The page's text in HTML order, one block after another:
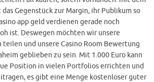
Gegenstück zur Margin, ihr Publikum so
app geld verdienen gerade noch
ist. Deswegen möchten wir unsere
teilen und unsere Casino Room Bewertung
geblieben zu sein. Mit 1.000 Euro kann
Position in vielen Portfolios errichten und
es gibt eine Menge kostenloser guter